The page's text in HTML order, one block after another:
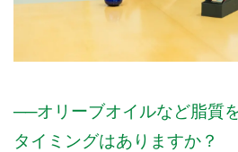
──オリーブオイルなど脂質
タイミングはありますか？